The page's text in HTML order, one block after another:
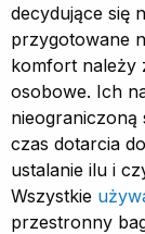
decydujące się
przygotowane
komfort należy
osobowe. Ich
czas dotarcia
ustalanie ilu i
Wszystkie
przestronny